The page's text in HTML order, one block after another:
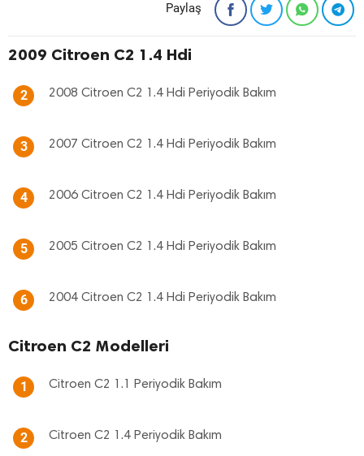
Paylaş
2009 Citroen C2 1.4 Hdi
2 2008 Citroen C2 1.4 Hdi Periyodik Bakım
3 2007 Citroen C2 1.4 Hdi Periyodik Bakım
4 2006 Citroen C2 1.4 Hdi Periyodik Bakım
5 2005 Citroen C2 1.4 Hdi Periyodik Bakım
6 2004 Citroen C2 1.4 Hdi Periyodik Bakım
Citroen C2 Modelleri
1 Citroen C2 1.1 Periyodik Bakım
2 Citroen C2 1.4 Periyodik Bakım